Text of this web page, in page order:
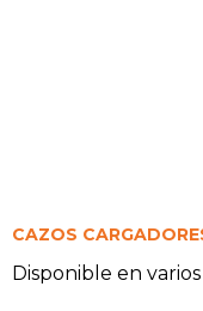
CAZOS
Disponible en